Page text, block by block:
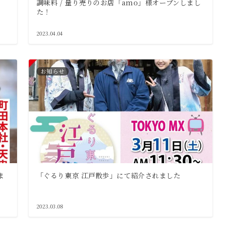
調味料 / 量り売りのお店「amo」様オープンしまし
た！
2023.04.04
お知らせ
「ぐるり東京 江戸散歩」にて紹介されました
2023.03.08